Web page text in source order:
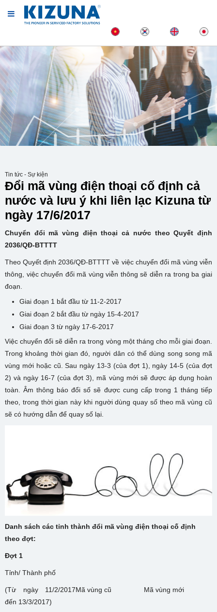
Tin tức - Sự kiện
Đổi mã vùng điện thoại cố định cả
nước và lưu ý khi liên lạc Kizuna từ
ngày 17/6/2017
Chuyển đổi mã vùng điện thoại cả nước theo Quyết định
2036/QĐ-BTTTT
Theo Quyết định 2036/QĐ-BTTTT về việc chuyển đổi mã vùng viễn
thông, việc chuyển đổi mã vùng viễn thông sẽ diễn ra trong ba giai
đoạn.
Giai đoạn 1 bắt đầu từ 11-2-2017
Giai đoạn 2 bắt đầu từ ngày 15-4-2017
Giai đoạn 3 từ ngày 17-6-2017
Việc chuyển đổi sẽ diễn ra trong vòng một tháng cho mỗi giai đoạn.
Trong khoảng thời gian đó, người dân có thể dùng song song mã
vùng mới hoặc cũ. Sau ngày 13-3 (của đợt 1), ngày 14-5 (của đợt
2) và ngày 16-7 (của đợt 3), mã vùng mới sẽ được áp dụng hoàn
toàn. Âm thông báo đổi số sẽ được cung cấp trong 1 tháng tiếp
theo, trong thời gian này khi người dùng quay số theo mã vùng cũ
sẽ có hướng dẫn để quay số lại.
Danh sách các tỉnh thành đổi mã vùng điện thoại cố định
theo đợt:
Đợt 1
Tỉnh/ Thành phố
(Từ ngày 11/2/2017
đến 13/3/2017)
Mã vùng cũ Mã vùng mới